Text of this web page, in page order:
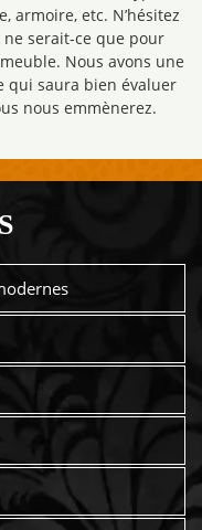
armoire, etc. N’hésitez
serait-ce que pour
Nous avons une
qui saura bien évaluer
nous emmènerez.